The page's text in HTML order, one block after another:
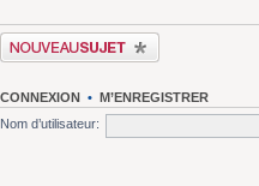
Écrire un nouveau sujet
CONNEXION • M’ENREGISTRER
Nom d’utilisateur: